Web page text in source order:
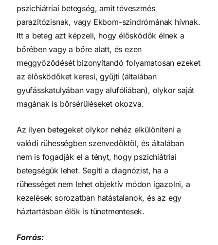
pszichiátriai betegség, amit téveszmés
parazitózisnak, vagy Ekbom-szindrómának hívnak.
Itt a beteg azt képzeli, hogy élősködők élnek a
bőrében vagy a bőre alatt, és ezen
meggyőződését bizonyítandó folyamatosan ezeket
az élősködőket keresi, gyűjti (általában
gyufásskatulyában vagy alufóliában), olykor saját
magának is bőrsérüléseket okozva.
Az ilyen betegeket olykor nehéz elkülöníteni a
valódi rühességben szenvedőktől, és általában
nem is fogadják el a tényt, hogy pszichiátriai
betegségük lehet. Segíti a diagnózist, ha a
rühességet nem lehet objektív módon igazolni, a
kezelések sorozatban hatástalanok, és az egy
háztartásban élők is tünetmentesek.
Forrás: